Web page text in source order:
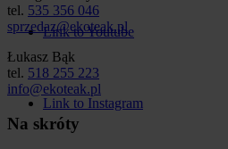
Link to Youtube
Link to Instagram
tel. 535 356 046
sprzedaz@ekoteak.pl
Łukasz Bąk
tel. 518 255 223
info@ekoteak.pl
Na skróty